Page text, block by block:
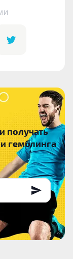
получать
гемблинга